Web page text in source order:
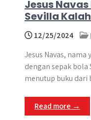
Jesus
Sevilla
12/25/2024
Jesus Navas,
dengan sepak bola
menutup buku
Read more →